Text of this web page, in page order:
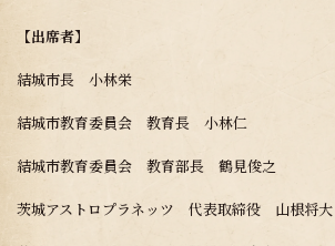
【出席者】
結城市長 小林栄
結城市教育委員会 教育長 小林仁
結城市教育委員会 教育部長 鶴見俊之
茨城アストロプラネッツ 代表取締役 山根将大